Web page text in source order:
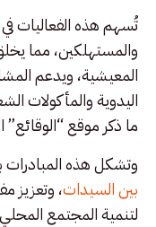
تُسهم هذه الفعاليات
والمستهلكين، مما
المعيشية، ويدعم
اليدوية والمأكولات
ما ذكر موقع “الوقائع”
وتشكل هذه المبادرات
بين السيدات، وتعزيز
لتنمية المجتمع